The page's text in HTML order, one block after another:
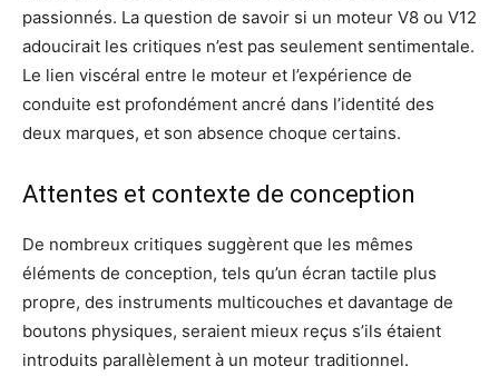
passionnés. La question de savoir si un moteur V8 ou V12
adoucirait les critiques n’est pas seulement sentimentale.
Le lien viscéral entre le moteur et l’expérience de
conduite est profondément ancré dans l’identité des
deux marques, et son absence choque certains.
Attentes et contexte de conception
De nombreux critiques suggèrent que les mêmes
éléments de conception, tels qu’un écran tactile plus
propre, des instruments multicouches et davantage de
boutons physiques, seraient mieux reçus s’ils étaient
introduits parallèlement à un moteur traditionnel.